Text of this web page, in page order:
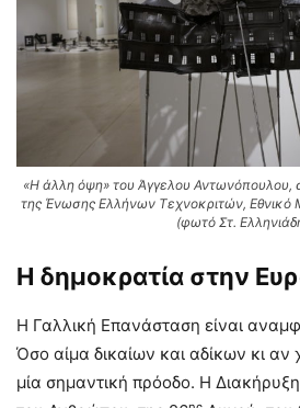
«Η άλλη όψη» του Άγγελου
της Ένωσης Ελλήνων Τεχνοκριτών, Εθνικό
(φωτό Στ.
Η δημοκρατία στην
Η Γαλλική Επανάσταση είναι
Όσο αίμα δικαίων και αδίκων κι
μία σημαντική πρόοδο. Η